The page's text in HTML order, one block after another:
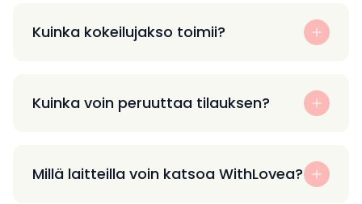
Kuinka kokeilujakso toimii?
Kuinka voin peruuttaa tilauksen?
Millä laitteilla voin katsoa WithLovea?